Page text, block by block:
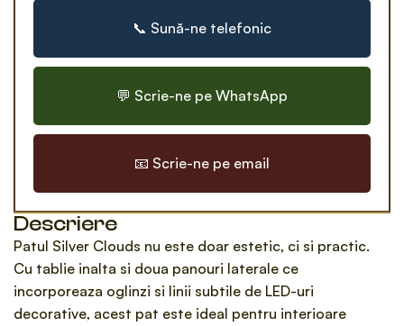
📞 Sună-ne telefonic
💬 Scrie-ne pe WhatsApp
📧 Scrie-ne pe email
Descriere
Patul Silver Clouds nu este doar estetic, ci si practic.
Cu tablie inalta si doua panouri laterale ce
incorporeaza oglinzi si linii subtile de LED-uri
decorative, acest pat este ideal pentru interioare